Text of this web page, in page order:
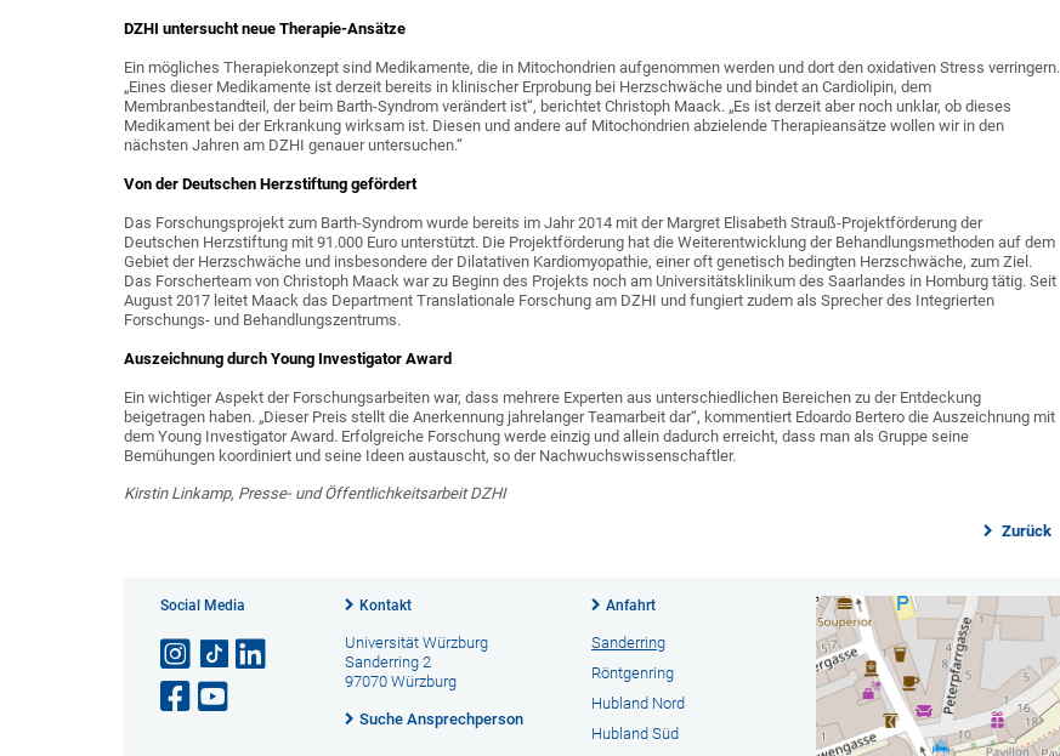
DZHI untersucht neue Therapie-Ansätze
Ein mögliches Therapiekonzept sind Medikamente, die in Mitochondrien aufgenommen werden und dort den oxidativen Stress verringern.
„Eines dieser Medikamente ist derzeit bereits in klinischer Erprobung bei Herzschwäche und bindet an Cardiolipin, dem
Membranbestandteil, der beim Barth-Syndrom verändert ist“, berichtet Christoph Maack. „Es ist derzeit aber noch unklar, ob dieses
Medikament bei der Erkrankung wirksam ist. Diesen und andere auf Mitochondrien abzielende Therapieansätze wollen wir in den
nächsten Jahren am DZHI genauer untersuchen.“
Von der Deutschen Herzstiftung gefördert
Das Forschungsprojekt zum Barth-Syndrom wurde bereits im Jahr 2014 mit der Margret Elisabeth Strauß-Projektförderung der
Deutschen Herzstiftung mit 91.000 Euro unterstützt. Die Projektförderung hat die Weiterentwicklung der Behandlungsmethoden auf dem
Gebiet der Herzschwäche und insbesondere der Dilatativen Kardiomyopathie, einer oft genetisch bedingten Herzschwäche, zum Ziel.
Das Forscherteam von Christoph Maack war zu Beginn des Projekts noch am Universitätsklinikum des Saarlandes in Homburg tätig. Seit
August 2017 leitet Maack das Department Translationale Forschung am DZHI und fungiert zudem als Sprecher des Integrierten
Forschungs- und Behandlungszentrums.
Auszeichnung durch Young Investigator Award
Ein wichtiger Aspekt der Forschungsarbeiten war, dass mehrere Experten aus unterschiedlichen Bereichen zu der Entdeckung
beigetragen haben. „Dieser Preis stellt die Anerkennung jahrelanger Teamarbeit dar“, kommentiert Edoardo Bertero die Auszeichnung mit
dem Young Investigator Award. Erfolgreiche Forschung werde einzig und allein dadurch erreicht, dass man als Gruppe seine
Bemühungen koordiniert und seine Ideen austauscht, so der Nachwuchswissenschaftler.
Kirstin Linkamp, Presse- und Öffentlichkeitsarbeit DZHI
Zurück
Social Media Kontakt
Universität Würzburg
Sanderring 2
97070 Würzburg
Suche Ansprechperson
Anfahrt
Sanderring
Röntgenring
Hubland Nord
Hubland Süd